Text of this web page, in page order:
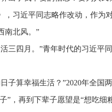
，习近平同志略作改动，作为
南北风。”
三四月。”青年时代的习近平
子算幸福生活？”2020年全国
，再到下辈子愿望是“想吃细